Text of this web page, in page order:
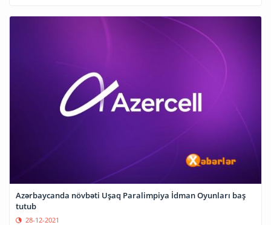
Azərbaycanda növbəti Uşaq Paralimpiya İdman Oyunları baş
tutub
28-12-2021